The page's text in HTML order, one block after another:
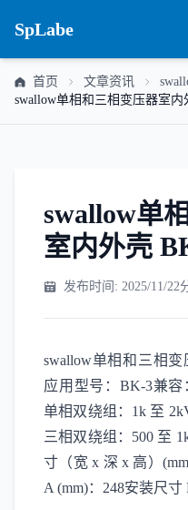
SpLabe
首页 文章资讯
swallow单相和三相变压器室
swallow单
室内外壳
发布时间: 2025/11/22
swallow单相和三相
应用型号：BK-3兼容
单相双绕组：1k 至
三相双绕组：500 至
寸（宽 x 深 x 高）
A (mm)：248安装尺寸